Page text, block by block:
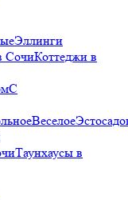
Эллинги
СочиКоттеджи в
С
Веселое
Таунхаусы в